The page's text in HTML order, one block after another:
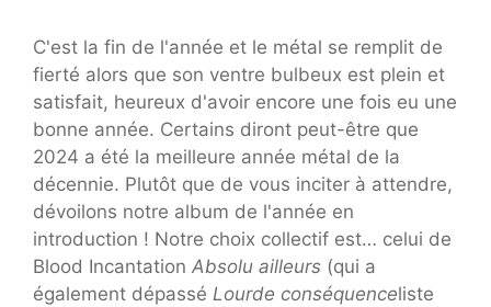
C'est la fin de l'année et le métal se remplit de
fierté alors que son ventre bulbeux est plein et
satisfait, heureux d'avoir encore une fois eu une
bonne année. Certains diront peut-être que
2024 a été la meilleure année métal de la
décennie. Plutôt que de vous inciter à attendre,
dévoilons notre album de l'année en
introduction ! Notre choix collectif est… celui de
Blood Incantation Absolu ailleurs (qui a
également dépassé Lourde conséquenceliste